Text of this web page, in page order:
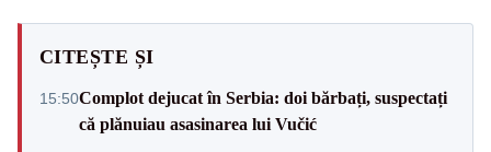
CITEȘTE ȘI
15:50Complot dejucat în Serbia: doi bărbați, suspectați
că plănuiau asasinarea lui Vučić